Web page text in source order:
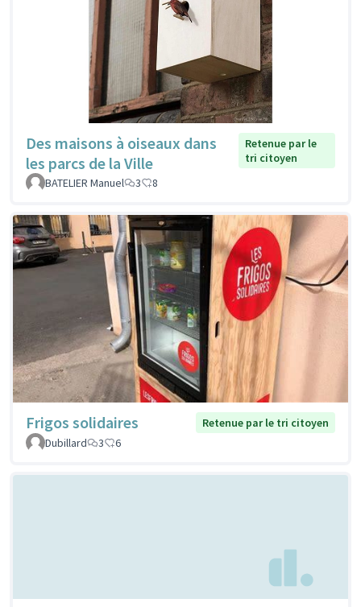
Des maisons à oiseaux dans
les parcs de la Ville
Retenue par le
tri citoyen
BATELIER Manuel
3 8
Frigos solidaires
Retenue par le tri citoyen
Dubillard
3 6